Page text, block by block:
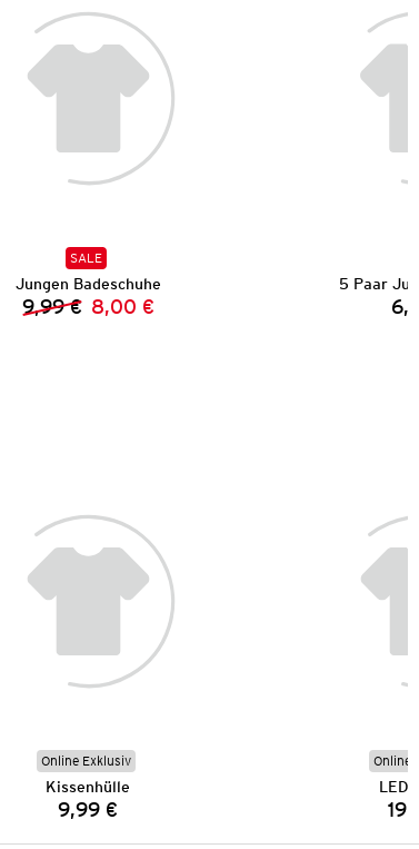
SALE
Jungen Badeschuhe
Vorheriger Preis:
9,99 € Neuer Preis:
8,00 €
5 Paar
Online Exklusiv
Kissenhülle
Preis:
9,99 €
Online